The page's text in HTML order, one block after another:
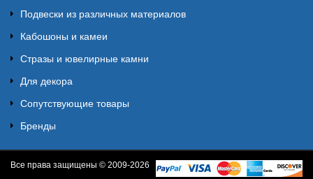
Подвески из различных материалов
Кабошоны и камеи
Стразы и ювелирные камни
Для декора
Сопутствующие товары
Бренды
Все права защищены © 2009-2026